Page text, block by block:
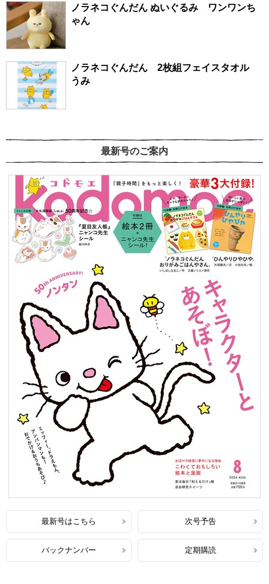
ノラネコぐんだん ぬいぐるみ ワンワンち
ゃん
ノラネコぐんだん 2枚組フェイスタオル
うみ
最新号のご案内
最新号はこちら 次号予告
バックナンバー 定期購読